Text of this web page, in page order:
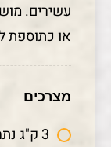
עשירים.
או כתוספת
מצרכים
3 ק"ג נתח בריסקט